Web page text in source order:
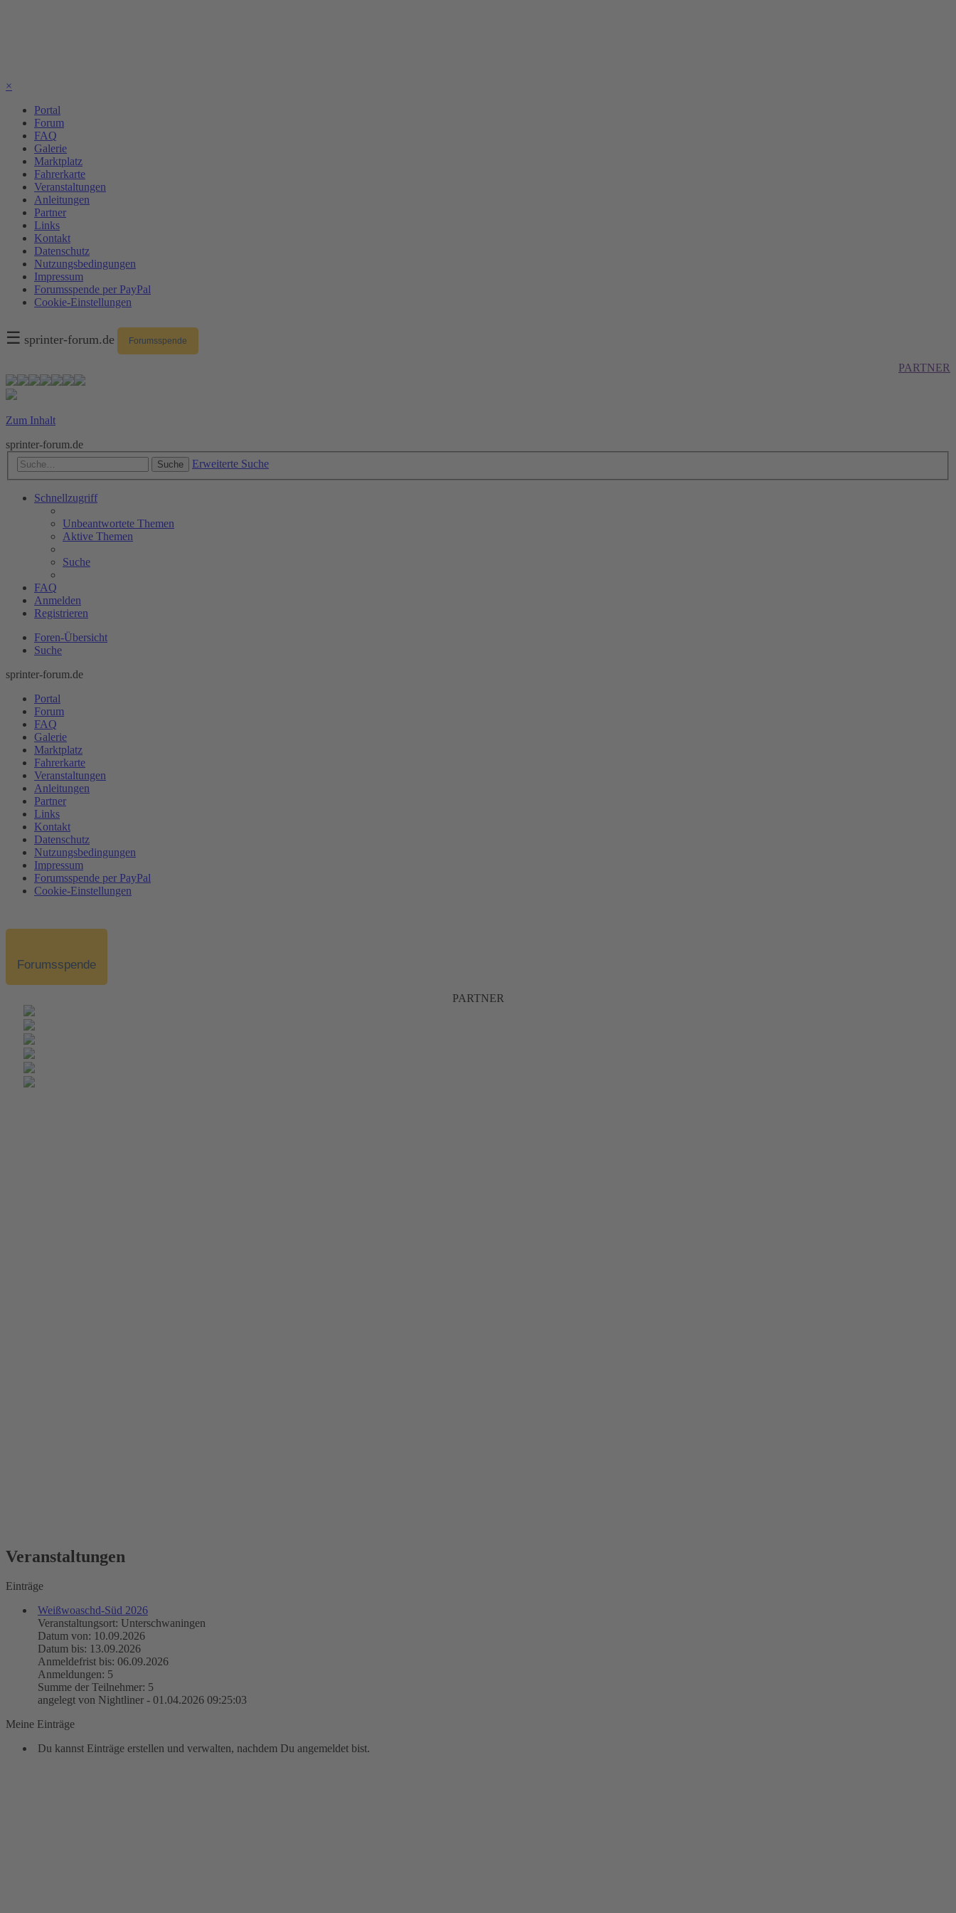
×
Portal
Forum
FAQ
Galerie
Marktplatz
Fahrerkarte
Veranstaltungen
Anleitungen
Partner
Links
Kontakt
Datenschutz
Nutzungsbedingungen
Impressum
Forumsspende per PayPal
Cookie-Einstellungen
☰ sprinter-forum.de Forumsspende
PARTNER
Zum Inhalt
sprinter-forum.de
Suche Erweiterte Suche
Schnellzugriff
Unbeantwortete Themen
Aktive Themen
Suche
FAQ
Anmelden
Registrieren
Foren-Übersicht
Suche
sprinter-forum.de
Portal
Forum
FAQ
Galerie
Marktplatz
Fahrerkarte
Veranstaltungen
Anleitungen
Partner
Links
Kontakt
Datenschutz
Nutzungsbedingungen
Impressum
Forumsspende per PayPal
Cookie-Einstellungen
Forumsspende
PARTNER
Veranstaltungen
Einträge
Weißwoaschd-Süd 2026
Veranstaltungsort: Unterschwaningen
Datum von: 10.09.2026
Datum bis: 13.09.2026
Anmeldefrist bis: 06.09.2026
Anmeldungen: 5
Summe der Teilnehmer: 5
angelegt von Nightliner - 01.04.2026 09:25:03
Meine Einträge
Du kannst Einträge erstellen und verwalten, nachdem Du angemeldet bist.